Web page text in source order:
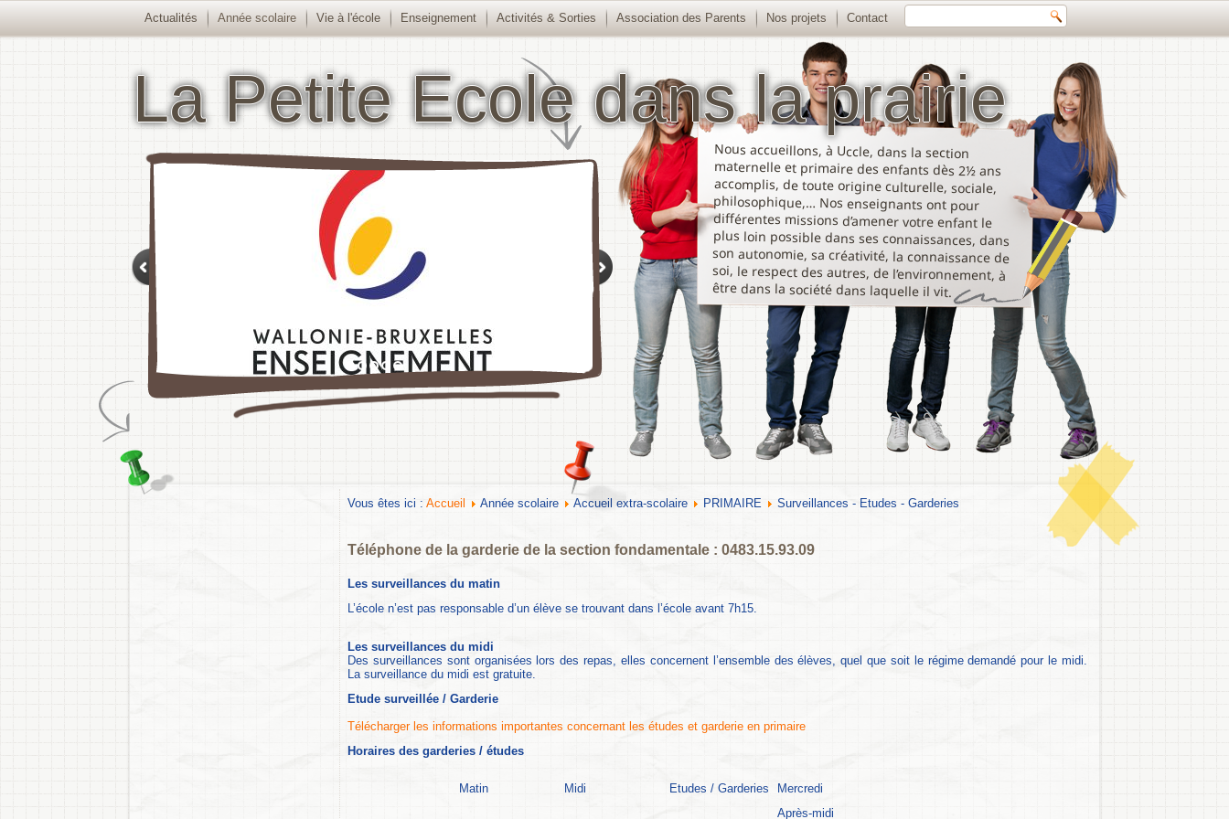
Nous accueillons, à Uccle, dans la section
maternelle et primaire des enfants dès 2½ ans
accomplis, de toute origine culturelle, sociale,
philosophique,… Nos enseignants ont pour
différentes missions d’amener votre enfant le
plus loin possible dans ses connaissances, dans
son autonomie, sa créativité, la connaissance de
soi, le respect des autres, de l’environnement, à
être dans la société dans laquelle il vit.
La Petite Ecole dans la prairie
Actualités Année scolaire Vie à l'école Enseignement Activités & Sorties Association des Parents Nos projets Contact
Vous êtes ici : Accueil Année scolaire Accueil extra-scolaire PRIMAIRE Surveillances - Etudes - Garderies
Téléphone de la garderie de la section fondamentale : 0483.15.93.09
Les surveillances du matin
L’école n’est pas responsable d’un élève se trouvant dans l’école avant 7h15.
Les surveillances du midi
Des surveillances sont organisées lors des repas, elles concernent l’ensemble des élèves, quel que soit le régime demandé pour le midi.
La surveillance du midi est gratuite.
Etude surveillée / Garderie
Télécharger les informations importantes concernant les études et garderie en primaire
Horaires des garderies / études
Matin Midi Etudes / Garderies
Mercredi
Après-midi